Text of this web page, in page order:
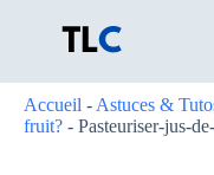
Accueil - Astuces &
fruit? - Pasteuriser-jus-